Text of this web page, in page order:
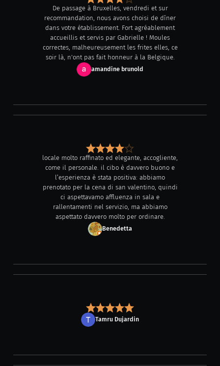
De passage à Bruxelles, vendredi et sur
recommandation, nous avons choisi de dîner
dans votre établissement. Fort agréablement
accueillis et servis par Gabrielle ! Moules
correctes, malheureusement les frites elles, ce
soir là, n'ont pas fait honneur à la Belgique.
amandine brunold
locale molto raffinato ed elegante, accogliente,
come il personale. il cibo è davvero buono e
l’esperienza è stata positiva: abbiamo
prenotato per la cena di san valentino, quindi
ci aspettavamo affluenza in sala e
rallentamenti nel servizio, ma abbiamo
aspettato davvero molto per ordinare.
Benedetta
Tamru Dujardin